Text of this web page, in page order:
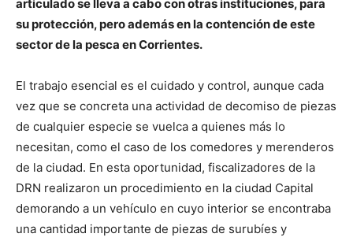
articulado se lleva a cabo con otras instituciones, para
su protección, pero además en la contención de este
sector de la pesca en Corrientes.
El trabajo esencial es el cuidado y control, aunque cada
vez que se concreta una actividad de decomiso de piezas
de cualquier especie se vuelca a quienes más lo
necesitan, como el caso de los comedores y merenderos
de la ciudad. En esta oportunidad, fiscalizadores de la
DRN realizaron un procedimiento en la ciudad Capital
demorando a un vehículo en cuyo interior se encontraba
una cantidad importante de piezas de surubíes y